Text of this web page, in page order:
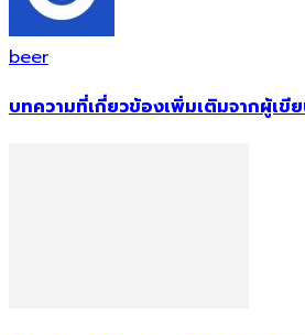
beer
บทความที่เกี่ยวข้องเพิ่มเติมจากผู้เขี